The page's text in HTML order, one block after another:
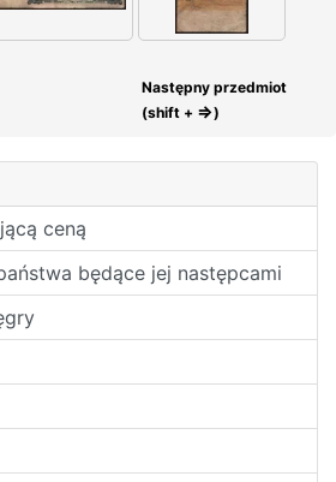
ceną
będące jej następcami
Następny przedmiot
(shift + ⇒)